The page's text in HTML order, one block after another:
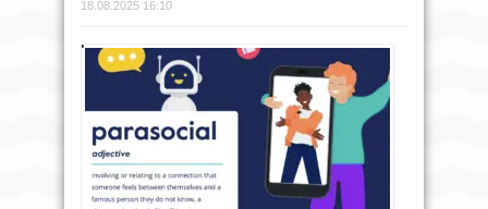
18.08.2025 16:10